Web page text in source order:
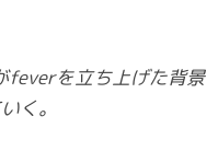
を立ち上げた背景
く。